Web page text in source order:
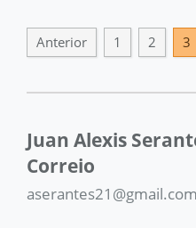
Anterior 1 2 3
Juan Alexis
Correio
aserantes21@gmail.com